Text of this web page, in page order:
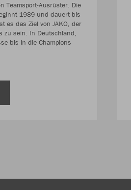
Teamsport-Ausrüster. Die
1989 und dauert bis
es das Ziel von JAKO, der
zu sein. In Deutschland,
bis in die Champions